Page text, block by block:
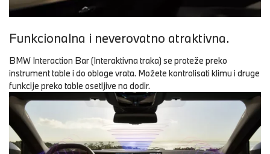
Funkcionalna i neverovatno atraktivna.
BMW Interaction Bar (Interaktivna traka) se proteže preko
instrument table i do obloge vrata. Možete kontrolisati klimu i druge
funkcije preko table osetljive na dodir.